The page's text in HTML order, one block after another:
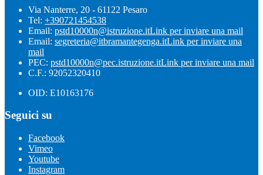
Via Nanterre, 20 - 61122 Pesaro
Tel: +390721454538
Email: pstd10000n@istruzione.itLink per inviare una mail
Email: segreteria@itbramantegenga.itLink per inviare una
mail
PEC: pstd10000n@pec.istruzione.itLink per inviare una mail
C.F.: 92052320410
OID: E10163176
Seguici su
Facebook
Vimeo
Youtube
Instagram